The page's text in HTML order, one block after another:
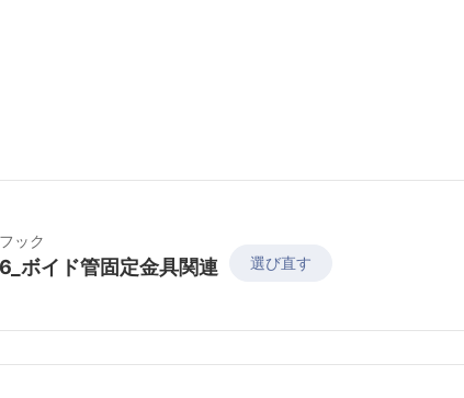
ック
ボイド管固定金具関連 選び直す